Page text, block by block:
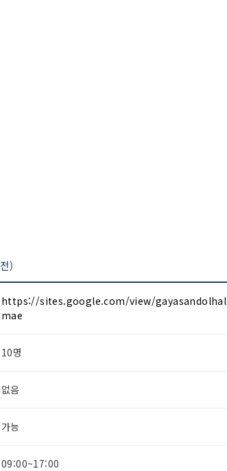
)
https://sites.google.com/view/gayasandolhal
mae
10명
없음
가능
09:00~17:00